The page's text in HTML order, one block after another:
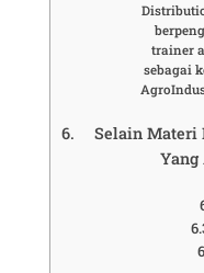
trainer
sebagai
Selain Materi